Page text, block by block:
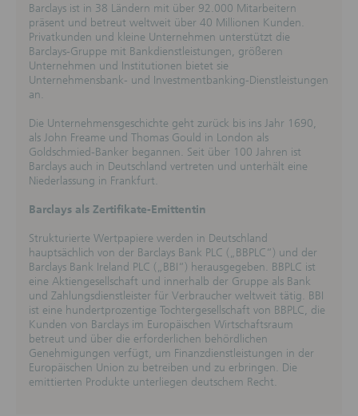
Barclays ist in 38 Ländern mit über 92.000 Mitarbeitern
präsent und betreut weltweit über 40 Millionen Kunden.
Privatkunden und kleine Unternehmen unterstützt die
Barclays-Gruppe mit Bankdienstleistungen, größeren
Unternehmen und Institutionen bietet sie
Unternehmensbank- und Investmentbanking-Dienstleistungen
an.
Die Unternehmensgeschichte geht zurück bis ins Jahr 1690,
als John Freame und Thomas Gould in London als
Goldschmied-Banker begannen. Seit über 100 Jahren ist
Barclays auch in Deutschland vertreten und unterhält eine
Niederlassung in Frankfurt.
Barclays als Zertifikate-Emittentin
Strukturierte Wertpapiere werden in Deutschland
hauptsächlich von der Barclays Bank PLC („BBPLC“) und der
Barclays Bank Ireland PLC („BBI“) herausgegeben. BBPLC ist
eine Aktiengesellschaft und innerhalb der Gruppe als Bank
und Zahlungsdienstleister für Verbraucher weltweit tätig. BBI
ist eine hundertprozentige Tochtergesellschaft von BBPLC, die
Kunden von Barclays im Europäischen Wirtschaftsraum
betreut und über die erforderlichen behördlichen
Genehmigungen verfügt, um Finanzdienstleistungen in der
Europäischen Union zu betreiben und zu erbringen. Die
emittierten Produkte unterliegen deutschem Recht.